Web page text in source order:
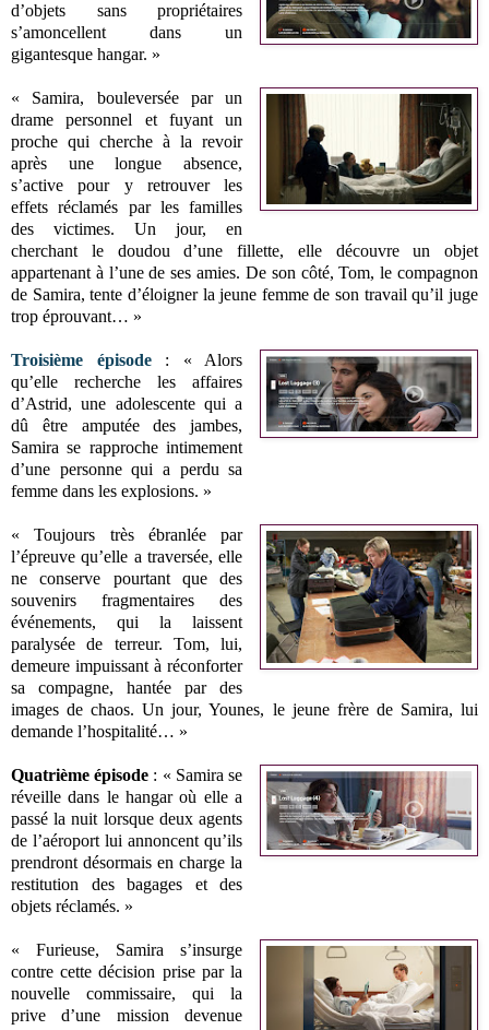
d’objets sans propriétaires
s’amoncellent dans un
gigantesque hangar. »
« Samira, bouleversée par un
drame personnel et fuyant un
proche qui cherche à la revoir
après une longue absence,
s’active pour y retrouver les
effets réclamés par les familles
des victimes. Un jour, en
cherchant le doudou d’une fillette, elle découvre un objet
appartenant à l’une de ses amies. De son côté, Tom, le compagnon
de Samira, tente d’éloigner la jeune femme de son travail qu’il juge
trop éprouvant… »
Troisième épisode
: « Alors
qu’elle recherche les affaires
d’Astrid, une adolescente qui a
dû être amputée des jambes,
Samira se rapproche intimement
d’une personne qui a perdu sa
femme dans les explosions. »
« Toujours très ébranlée par
l’épreuve qu’elle a traversée, elle
ne conserve pourtant que des
souvenirs fragmentaires des
événements, qui la laissent
paralysée de terreur. Tom, lui,
demeure impuissant à réconforter
sa compagne, hantée par des
images de chaos. Un jour, Younes, le jeune frère de Samira, lui
demande l’hospitalité… »
Quatrième épisode : « Samira se
réveille dans le hangar où elle a
passé la nuit lorsque deux agents
de l’aéroport lui annoncent qu’ils
prendront désormais en charge la
restitution des bagages et des
objets réclamés. »
« Furieuse, Samira s’insurge
contre cette décision prise par la
nouvelle commissaire, qui la
prive d’une mission devenue